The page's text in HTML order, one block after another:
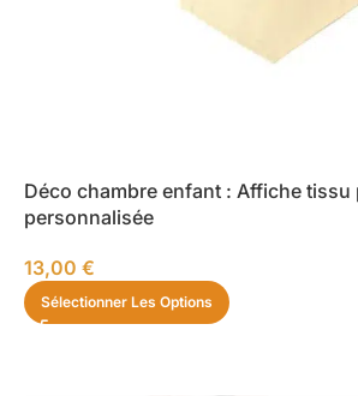
Déco chambre enfant : Affiche tissu
personnalisée
13,00 €
Sélectionner Les Options